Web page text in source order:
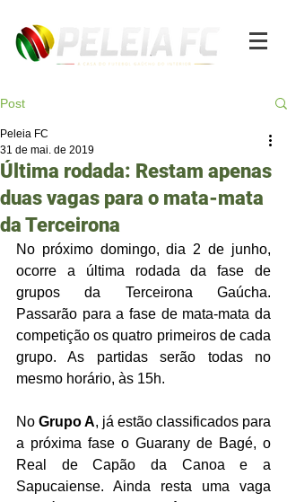
Post
Última rodada: Restam apenas
duas vagas para o mata-mata
da Terceirona
Peleia FC
31 de mai. de 2019
No próximo domingo, dia 2 de junho,
ocorre a última rodada da fase de
grupos da Terceirona Gaúcha.
Passarão para a fase de mata-mata da
competição os quatro primeiros de cada
grupo. As partidas serão todas no
mesmo horário, às 15h.
No Grupo A, já estão classificados para
a próxima fase o Guarany de Bagé, o
Real de Capão da Canoa e a
Sapucaiense. Ainda resta uma vaga